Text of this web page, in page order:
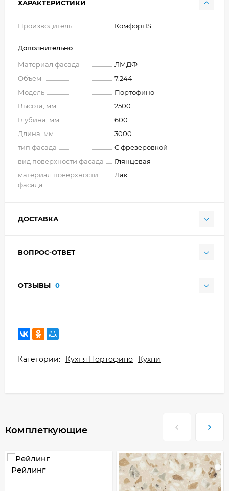
ХАРАКТЕРИСТИКИ
Производитель КомфортIS
Дополнительно
Материал фасада
ЛМДФ
Объем
7.244
Модель
Портофино
Высота, мм
2500
Глубина, мм
600
Длина, мм
3000
тип фасада
С фрезеровкой
вид поверхности фасада
Глянцевая
материал поверхности
фасада
Лак
ДОСТАВКА
ВОПРОС-ОТВЕТ
ОТЗЫВЫ 0
Категории: Кухня Портофино Кухни
Комплеткующие
Рейлинг